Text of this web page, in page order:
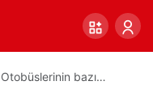
bazı